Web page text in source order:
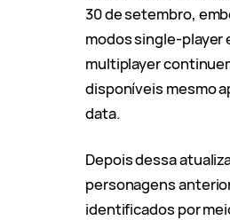
30 de setembro,
modos single-player
multiplayer
disponíveis mesmo
data.
Depois dessa
personagens
identificados por